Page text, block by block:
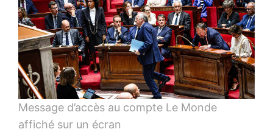
Message d’accès au compte Le Monde
affiché sur un écran